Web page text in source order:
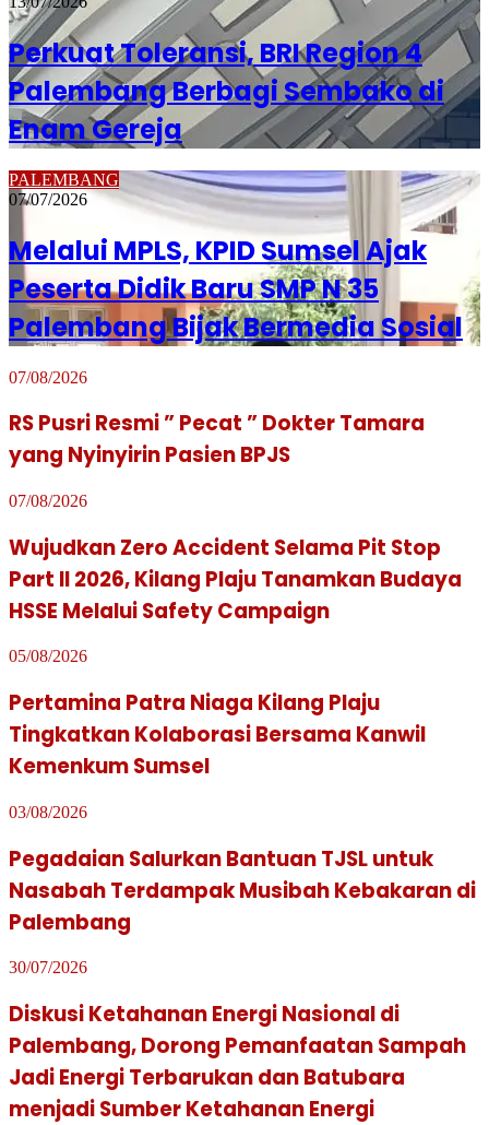
Perkuat Toleransi, BRI Region 4
Palembang Berbagi Sembako di
Enam Gereja
PALEMBANG
07/07/2026
Melalui MPLS, KPID Sumsel Ajak
Peserta Didik Baru SMP N 35
Palembang Bijak Bermedia Sosial
07/08/2026
RS Pusri Resmi ” Pecat ” Dokter Tamara
yang Nyinyirin Pasien BPJS
07/08/2026
Wujudkan Zero Accident Selama Pit Stop
Part II 2026, Kilang Plaju Tanamkan Budaya
HSSE Melalui Safety Campaign
05/08/2026
Pertamina Patra Niaga Kilang Plaju
Tingkatkan Kolaborasi Bersama Kanwil
Kemenkum Sumsel
03/08/2026
Pegadaian Salurkan Bantuan TJSL untuk
Nasabah Terdampak Musibah Kebakaran di
Palembang
30/07/2026
Diskusi Ketahanan Energi Nasional di
Palembang, Dorong Pemanfaatan Sampah
Jadi Energi Terbarukan dan Batubara
menjadi Sumber Ketahanan Energi